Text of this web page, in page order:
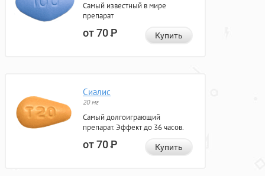
Самый известный в мире
препарат
от 70Р Купить
Сиалис
20 мг
Самый долгоиграющий
препарат. Эффект до 36 часов.
от 70Р Купить